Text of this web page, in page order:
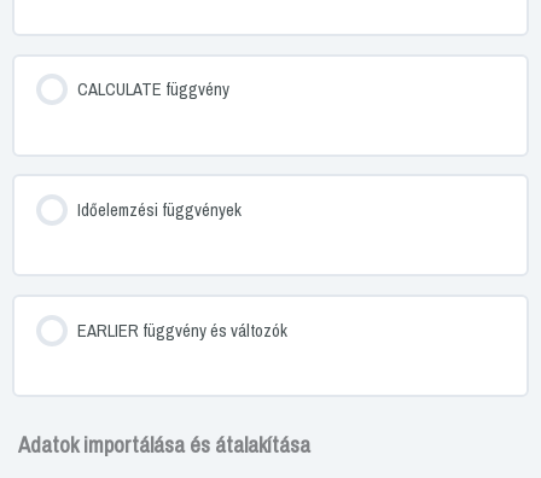
CALCULATE függvény
Időelemzési függvények
EARLIER függvény és változók
Adatok importálása és átalakítása